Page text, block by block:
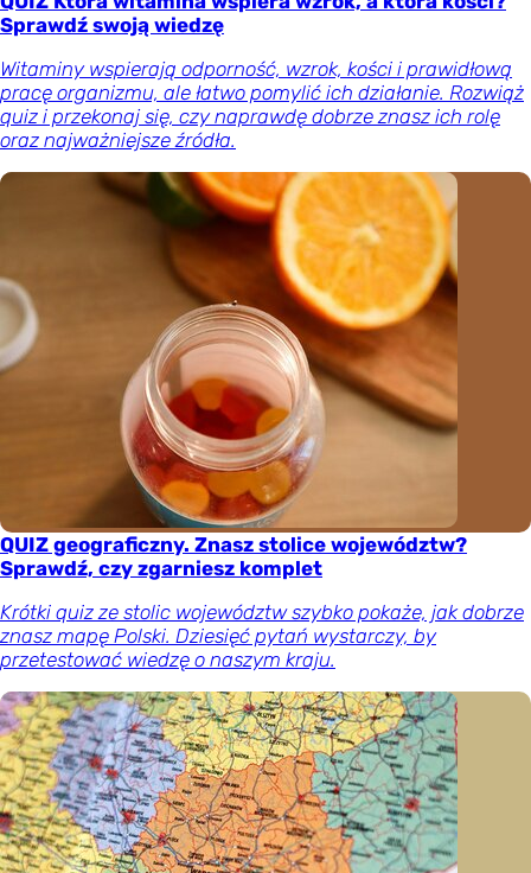
Sprawdź swoją wiedzę
Witaminy wspierają odporność, wzrok, kości i prawidłową
pracę organizmu, ale łatwo pomylić ich działanie. Rozwiąż
quiz i przekonaj się, czy naprawdę dobrze znasz ich rolę
oraz najważniejsze źródła.
QUIZ geograficzny. Znasz stolice województw?
Sprawdź, czy zgarniesz komplet
Krótki quiz ze stolic województw szybko pokaże, jak dobrze
znasz mapę Polski. Dziesięć pytań wystarczy, by
przetestować wiedzę o naszym kraju.